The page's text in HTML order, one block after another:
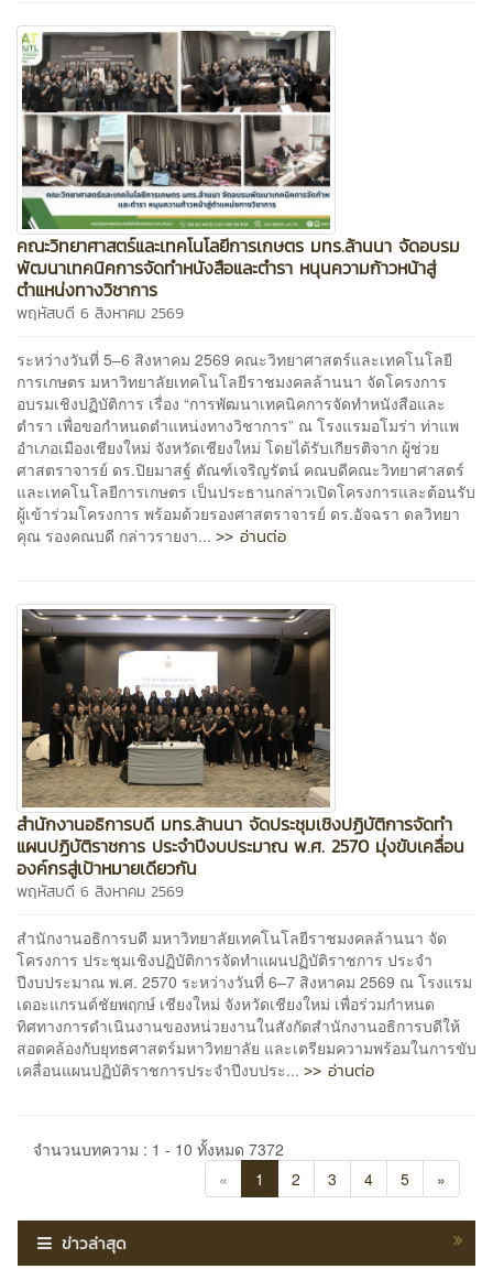
คณะวิทยาศาสตร์และเทคโนโลยีการเกษตร มทร.ล้านนา จัดอบรม
พัฒนาเทคนิคการจัดทำหนังสือและตำรา หนุนความก้าวหน้าสู่
ตำแหน่งทางวิชาการ
พฤหัสบดี 6 สิงหาคม 2569
ระหว่างวันที่ 5–6 สิงหาคม 2569 คณะวิทยาศาสตร์และเทคโนโลยี
การเกษตร มหาวิทยาลัยเทคโนโลยีราชมงคลล้านนา จัดโครงการ
อบรมเชิงปฏิบัติการ เรื่อง “การพัฒนาเทคนิคการจัดทำหนังสือและ
ตำรา เพื่อขอกำหนดตำแหน่งทางวิชาการ” ณ โรงแรมอโมร่า ท่าแพ
อำเภอเมืองเชียงใหม่ จังหวัดเชียงใหม่ โดยได้รับเกียรติจาก ผู้ช่วย
ศาสตราจารย์ ดร.ปิยมาสฐ์ ตัณฑ์เจริญรัตน์ คณบดีคณะวิทยาศาสตร์
และเทคโนโลยีการเกษตร เป็นประธานกล่าวเปิดโครงการและต้อนรับ
ผู้เข้าร่วมโครงการ พร้อมด้วยรองศาสตราจารย์ ดร.อัจฉรา ดลวิทยา
คุณ รองคณบดี กล่าวรายงา... >> อ่านต่อ
สำนักงานอธิการบดี มทร.ล้านนา จัดประชุมเชิงปฏิบัติการจัดทำ
แผนปฏิบัติราชการ ประจำปีงบประมาณ พ.ศ. 2570 มุ่งขับเคลื่อน
องค์กรสู่เป้าหมายเดียวกัน
พฤหัสบดี 6 สิงหาคม 2569
สำนักงานอธิการบดี มหาวิทยาลัยเทคโนโลยีราชมงคลล้านนา จัด
โครงการ ประชุมเชิงปฏิบัติการจัดทำแผนปฏิบัติราชการ ประจำ
ปีงบประมาณ พ.ศ. 2570 ระหว่างวันที่ 6–7 สิงหาคม 2569 ณ โรงแรม
เดอะแกรนด์ชัยพฤกษ์ เชียงใหม่ จังหวัดเชียงใหม่ เพื่อร่วมกำหนด
ทิศทางการดำเนินงานของหน่วยงานในสังกัดสำนักงานอธิการบดีให้
สอดคล้องกับยุทธศาสตร์มหาวิทยาลัย และเตรียมความพร้อมในการขับ
เคลื่อนแผนปฏิบัติราชการประจำปีงบประ... >> อ่านต่อ
จำนวนบทความ : 1 - 10 ทั้งหมด 7372
«
1 2 3 4 5 »
ข่าวล่าสุด